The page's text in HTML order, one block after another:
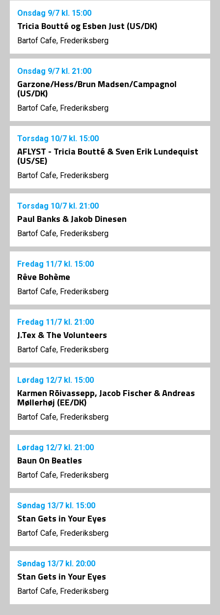
Onsdag 9/7 kl. 15:00
Tricia Boutté og Esben Just (US/DK)
Bartof Cafe, Frederiksberg
Onsdag 9/7 kl. 21:00
Garzone/Hess/Brun Madsen/Campagnol
(US/DK)
Bartof Cafe, Frederiksberg
Torsdag 10/7 kl. 15:00
AFLYST - Tricia Boutté & Sven Erik Lundequist
(US/SE)
Bartof Cafe, Frederiksberg
Torsdag 10/7 kl. 21:00
Paul Banks & Jakob Dinesen
Bartof Cafe, Frederiksberg
Fredag 11/7 kl. 15:00
Rêve Bohème
Bartof Cafe, Frederiksberg
Fredag 11/7 kl. 21:00
J.Tex & The Volunteers
Bartof Cafe, Frederiksberg
Lørdag 12/7 kl. 15:00
Karmen Rõivassepp, Jacob Fischer & Andreas
Møllerhøj (EE/DK)
Bartof Cafe, Frederiksberg
Lørdag 12/7 kl. 21:00
Baun On Beatles
Bartof Cafe, Frederiksberg
Søndag 13/7 kl. 15:00
Stan Gets in Your Eyes
Bartof Cafe, Frederiksberg
Søndag 13/7 kl. 20:00
Stan Gets in Your Eyes
Bartof Cafe, Frederiksberg